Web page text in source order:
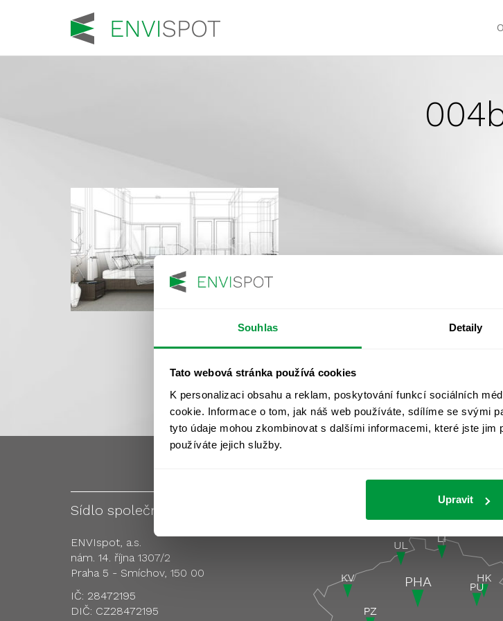
Souhlas Detaily
Tato webová stránka používá cookies
K personalizaci obsahu a reklam, poskytování funkcí sociálních
cookie. Informace o tom, jak náš web používáte, sdílíme se svými
tyto údaje mohou zkombinovat s dalšími informacemi, které jste
používáte jejich služby.
Upravit
Sídlo společnosti
ENVIspot, a.s.
nám. 14. října 1307/2
Praha 5 - Smíchov, 150 00
IČ: 28472195
DIČ: CZ28472195